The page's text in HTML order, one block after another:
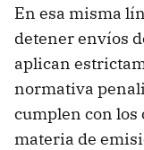
En esa misma
detener envíos
aplican
normativa
cumplen con
materia de